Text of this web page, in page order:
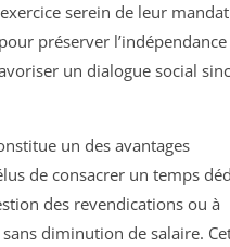
serein de leur
préserver
un dialogue social
un des avantages
de consacrer un temps
des revendications ou à
sans diminution de salaire.